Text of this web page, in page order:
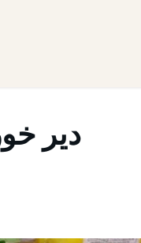
دیر